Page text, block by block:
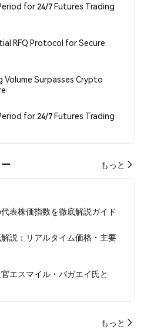
for 24/7 Futures Trading
RFQ Protocol for Secure
Volume Surpasses Crypto
for 24/7 Futures Trading
もっと
表株価指数を徹底解説ガイド
説：リアルタイム価格・主要
エスマイル・バガエイ氏と
もっと